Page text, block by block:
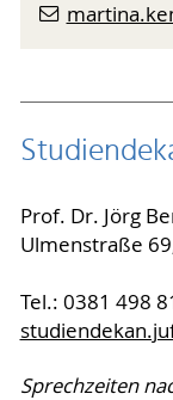
Prof. Dr. Jörg
Ulmenstraße
Tel.: 0381 498
Sprechzeiten